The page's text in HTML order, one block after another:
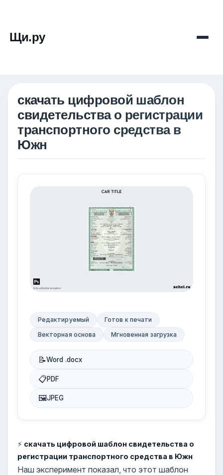
Щи.ру
скачать цифровой шаблон
свидетельства о регистрации
транспортного средства в
Южн
Редактируемый
Готов к печати
Векторная основа
Мгновенная загрузка
📝Word .docx
📋PDF
🖼JPEG
⚡ скачать цифровой шаблон свидетельства о
регистрации транспортного средства в Южн
Наш эксперимент показал, что этот шаблон